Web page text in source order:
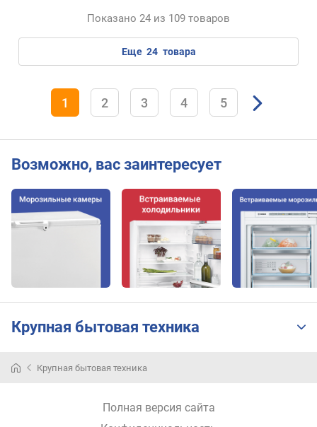
г
н
о
р
у
п
р
н
и
е
о
Показано 24 из 109 товаров
еще 24 товара
1 2 3 4 5
Возможно, вас заинтересует
Крупная бытовая техника
Крупная бытовая техника
Полная версия сайта